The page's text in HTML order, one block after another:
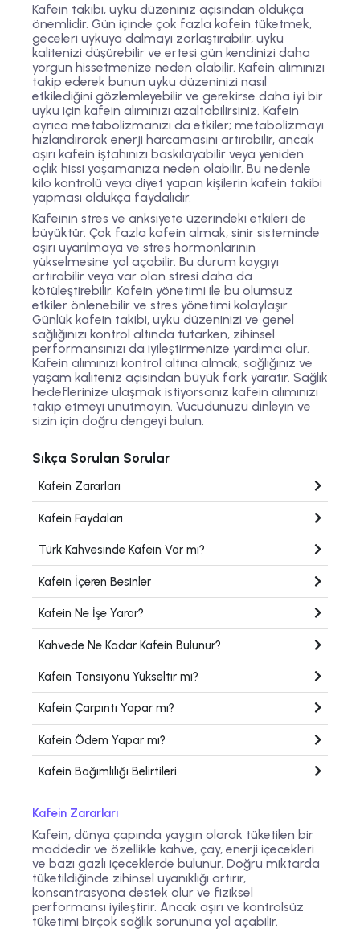
Kafein takibi, uyku düzeniniz açısından oldukça
önemlidir. Gün içinde çok fazla kafein tüketmek,
geceleri uykuya dalmayı zorlaştırabilir, uyku
kalitenizi düşürebilir ve ertesi gün kendinizi daha
yorgun hissetmenize neden olabilir. Kafein alımınızı
takip ederek bunun uyku düzeninizi nasıl
etkilediğini gözlemleyebilir ve gerekirse daha iyi bir
uyku için kafein alımınızı azaltabilirsiniz. Kafein
ayrıca metabolizmanızı da etkiler; metabolizmayı
hızlandırarak enerji harcamasını artırabilir, ancak
aşırı kafein iştahınızı baskılayabilir veya yeniden
açlık hissi yaşamanıza neden olabilir. Bu nedenle
kilo kontrolü veya diyet yapan kişilerin kafein takibi
yapması oldukça faydalıdır.
Kafeinin stres ve anksiyete üzerindeki etkileri de
büyüktür. Çok fazla kafein almak, sinir sisteminde
aşırı uyarılmaya ve stres hormonlarının
yükselmesine yol açabilir. Bu durum kaygıyı
artırabilir veya var olan stresi daha da
kötüleştirebilir. Kafein yönetimi ile bu olumsuz
etkiler önlenebilir ve stres yönetimi kolaylaşır.
Günlük kafein takibi, uyku düzeninizi ve genel
sağlığınızı kontrol altında tutarken, zihinsel
performansınızı da iyileştirmenize yardımcı olur.
Kafein alımınızı kontrol altına almak, sağlığınız ve
yaşam kaliteniz açısından büyük fark yaratır. Sağlık
hedeflerinize ulaşmak istiyorsanız kafein alımınızı
takip etmeyi unutmayın. Vücudunuzu dinleyin ve
sizin için doğru dengeyi bulun.
Sıkça Sorulan Sorular
Kafein Zararları
Kafein Faydaları
Türk Kahvesinde Kafein Var mı?
Kafein İçeren Besinler
Kafein Ne İşe Yarar?
Kahvede Ne Kadar Kafein Bulunur?
Kafein Tansiyonu Yükseltir mi?
Kafein Çarpıntı Yapar mı?
Kafein Ödem Yapar mı?
Kafein Bağımlılığı Belirtileri
Kafein Zararları
Kafein, dünya çapında yaygın olarak tüketilen bir
maddedir ve özellikle kahve, çay, enerji içecekleri
ve bazı gazlı içeceklerde bulunur. Doğru miktarda
tüketildiğinde zihinsel uyanıklığı artırır,
konsantrasyona destek olur ve fiziksel
performansı iyileştirir. Ancak aşırı ve kontrolsüz
tüketimi birçok sağlık sorununa yol açabilir.